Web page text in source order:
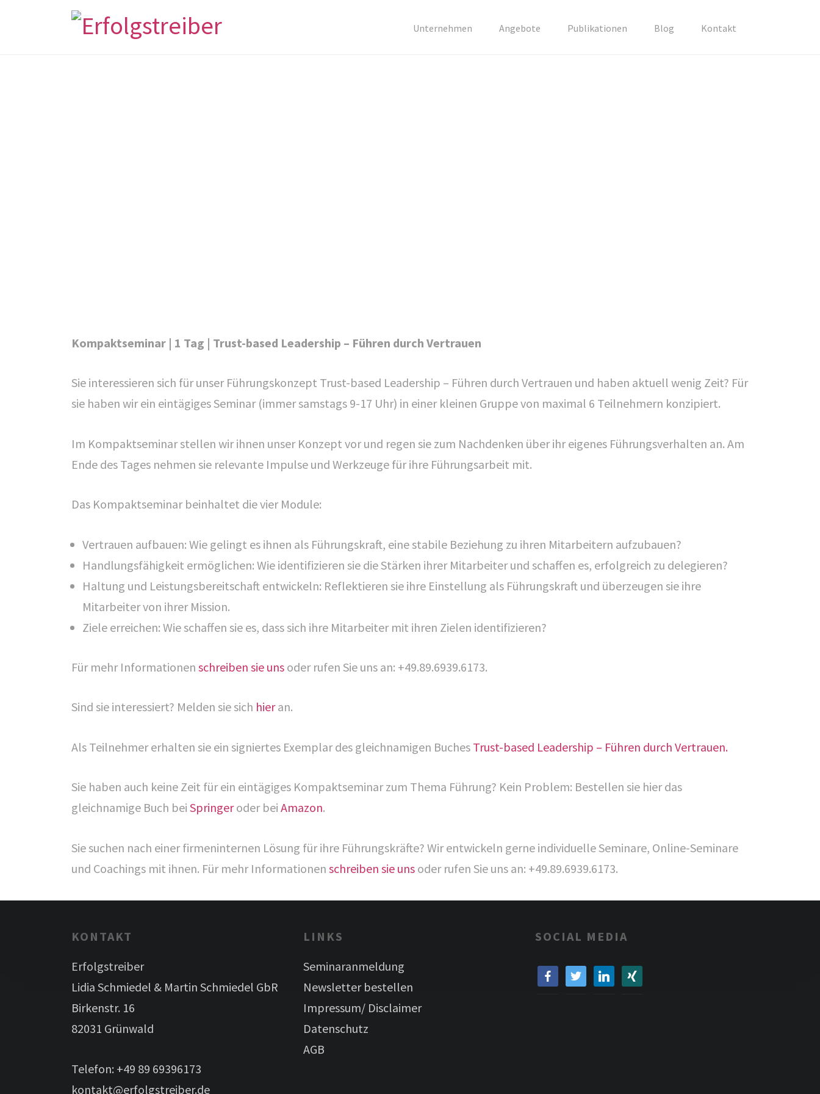
Unternehmen Angebote Publikationen Blog Kontakt
Kompaktseminar | 1 Tag | Trust-based Leadership – Führen durch Vertrauen
Sie interessieren sich für unser Führungskonzept Trust-based Leadership – Führen durch Vertrauen und haben aktuell wenig Zeit? Für
sie haben wir ein eintägiges Seminar (immer samstags 9-17 Uhr) in einer kleinen Gruppe von maximal 6 Teilnehmern konzipiert.
Im Kompaktseminar stellen wir ihnen unser Konzept vor und regen sie zum Nachdenken über ihr eigenes Führungsverhalten an. Am
Ende des Tages nehmen sie relevante Impulse und Werkzeuge für ihre Führungsarbeit mit.
Das Kompaktseminar beinhaltet die vier Module:
Vertrauen aufbauen: Wie gelingt es ihnen als Führungskraft, eine stabile Beziehung zu ihren Mitarbeitern aufzubauen?
Handlungsfähigkeit ermöglichen: Wie identifizieren sie die Stärken ihrer Mitarbeiter und schaffen es, erfolgreich zu delegieren?
Haltung und Leistungsbereitschaft entwickeln: Reflektieren sie ihre Einstellung als Führungskraft und überzeugen sie ihre
Mitarbeiter von ihrer Mission.
Ziele erreichen: Wie schaffen sie es, dass sich ihre Mitarbeiter mit ihren Zielen identifizieren?
Für mehr Informationen schreiben sie uns oder rufen Sie uns an: +49.89.6939.6173.
Sind sie interessiert? Melden sie sich hieran.
Als Teilnehmer erhalten sie ein signiertes Exemplar des gleichnamigen Buches Trust-based Leadership – Führen durch Vertrauen.
Sie haben auch keine Zeit für ein eintägiges Kompaktseminar zum Thema Führung? Kein Problem: Bestellen sie hier das
gleichnamige Buch bei Springeroder bei Amazon.
Sie suchen nach einer firmeninternen Lösung für ihre Führungskräfte? Wir entwickeln gerne individuelle Seminare, Online-Seminare
und Coachings mit ihnen. Für mehr Informationen schreiben sie uns oder rufen Sie uns an: +49.89.6939.6173.
KONTAKT
Erfolgstreiber
Lidia Schmiedel & Martin Schmiedel GbR
Birkenstr. 16
82031 Grünwald
Telefon: +49 89 69396173
kontakt@erfolgstreiber.de
LINKS
Seminaranmeldung
Newsletter bestellen
Impressum/ Disclaimer
Datenschutz
AGB
SOCIAL MEDIA